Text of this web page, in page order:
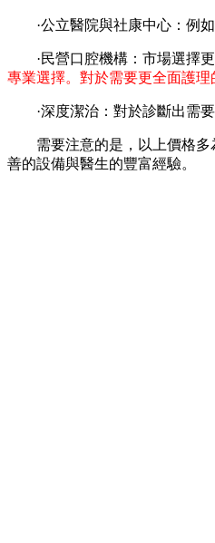
·公立醫院與社康中心：例如
·民營口腔機構：市場選擇更
專業選擇。對於需要更全面護理
·深度潔治：對於診斷出需要
需要注意的是，以上價格多為
善的設備與醫生的豐富經驗。